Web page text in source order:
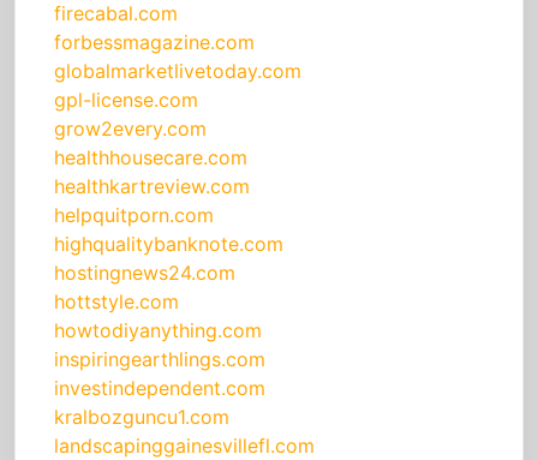
firecabal.com
forbessmagazine.com
globalmarketlivetoday.com
gpl-license.com
grow2every.com
healthhousecare.com
healthkartreview.com
helpquitporn.com
highqualitybanknote.com
hostingnews24.com
hottstyle.com
howtodiyanything.com
inspiringearthlings.com
investindependent.com
kralbozguncu1.com
landscapinggainesvillefl.com